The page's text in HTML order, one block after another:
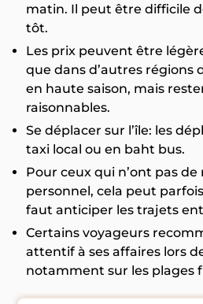
matin. Il peut être difficile
tôt.
Les prix peuvent être
que dans d’autres régions
en haute saison, mais
raisonnables.
Se déplacer sur l’île: les
taxi local ou en baht bus.
Pour ceux qui n’ont pas
personnel, cela peut
faut anticiper les trajets
Certains voyageurs
attentif à ses affaires lors
notamment sur les plages